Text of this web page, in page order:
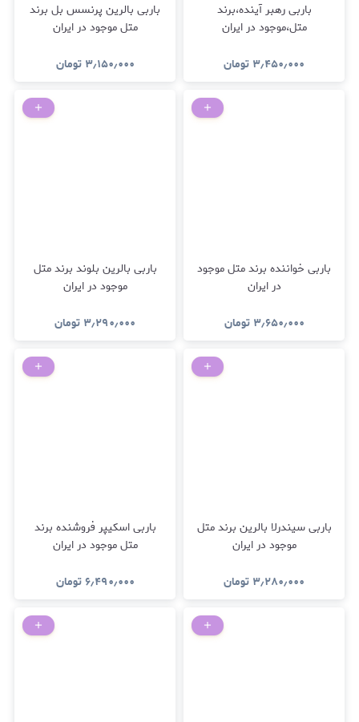
باربی رهبر آینده،برند
متل،موجود در ایران
۳٫۴۵۰٫۰۰۰ تومان
باربی بالرین پرنسس بل برند
متل موجود در ایران
۳٫۱۵۰٫۰۰۰ تومان
باربی خواننده برند متل موجود
در ایران
۳٫۶۵۰٫۰۰۰ تومان
باربی بالرین بلوند برند متل
موجود در ایران
۳٫۲۹۰٫۰۰۰ تومان
باربی سیندرلا بالرین برند متل
موجود در ایران
۳٫۲۸۰٫۰۰۰ تومان
باربی اسکیپر فروشنده برند
متل موجود در ایران
۶٫۴۹۰٫۰۰۰تومان